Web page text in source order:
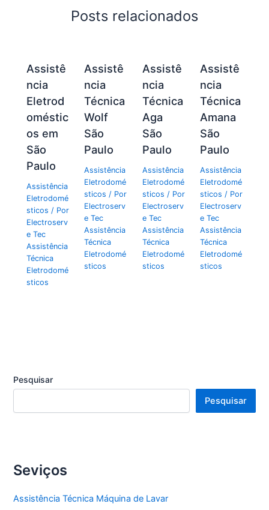
Posts relacionados
Assistê
ncia
Eletrod
oméstic
os em
São
Paulo
Assistência
Eletrodomé
sticos / Por
Electroserv
e Tec
Assistência
Técnica
Eletrodomé
sticos
Assistê
ncia
Técnica
Wolf
São
Paulo
Assistência
Eletrodomé
sticos / Por
Electroserv
e Tec
Assistência
Técnica
Eletrodomé
sticos
Assistê
ncia
Técnica
Aga
São
Paulo
Assistência
Eletrodomé
sticos / Por
Electroserv
e Tec
Assistência
Técnica
Eletrodomé
sticos
Assistê
ncia
Técnica
Amana
São
Paulo
Assistência
Eletrodomé
sticos / Por
Electroserv
e Tec
Assistência
Técnica
Eletrodomé
sticos
Pesquisar
Pesquisar
Seviços
Assistência Técnica Máquina de Lavar